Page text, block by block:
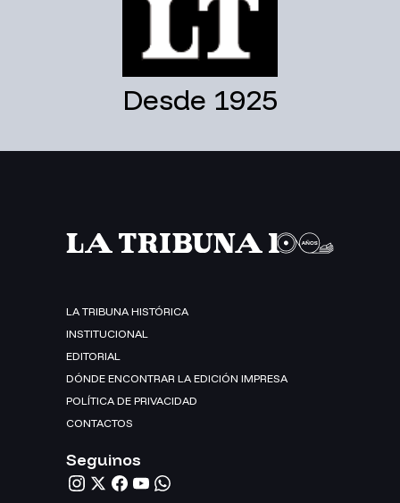
Desde 1925
LA TRIBUNA HISTÓRICA
INSTITUCIONAL
EDITORIAL
DÓNDE ENCONTRAR LA EDICIÓN IMPRESA
POLÍTICA DE PRIVACIDAD
CONTACTOS
Seguinos